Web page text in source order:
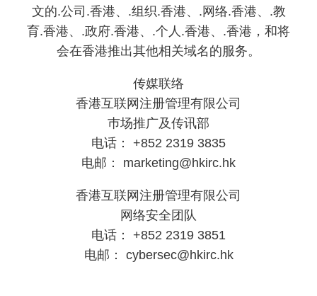
文的.公司.香港、.组织.香港、.网络.香港、.教
育.香港、.政府.香港、.个人.香港、.香港，和将
会在香港推出其他相关域名的服务。
传媒联络
香港互联网注册管理有限公司
巿场推广及传讯部
电话： +852 2319 3835
电邮： marketing@hkirc.hk
香港互联网注册管理有限公司
网络安全团队
电话： +852 2319 3851
电邮： cybersec@hkirc.hk